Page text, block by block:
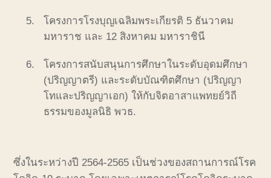
โครงการโรงบุญเฉลิมพระเกียรติ 5 ธันวาคม
มหาราช และ 12 สิงหาคม มหาราชินี
โครงการสนับสนุนการศึกษาในระดับอุดมศึกษา
(ปริญญาตรี) และระดับบัณฑิตศึกษา (ปริญญา
โทและปริญญาเอก) ให้กับจิตอาสาแพทยย์วิถี
ธรรมของมูลนิธิ พวธ.
ซึ่งในระหว่างปี 2564-2565 เป็นช่วงของสถานการณ์โรค